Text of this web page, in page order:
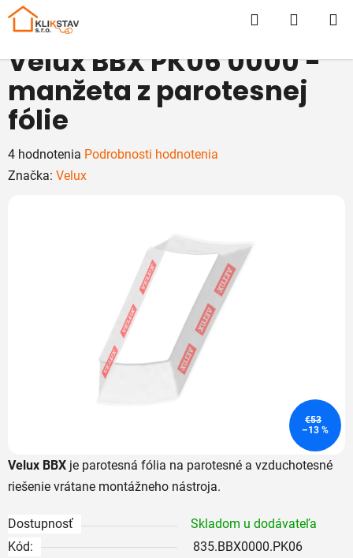
Prejsť
Hľadať
Velux BBX je parotesná fólia na parotesné a vzduchotesné
riešenie vrátane montážneho nástroja.
Dostupnosť
Skladom u dodávateľa
Kód:
835.BBX0000.PK06
Velux BBX PK06 0000 -
manžeta z parotesnej
fólie
Priemerné
hodnotenie
4 hodnotenia Podrobnosti hodnotenia
Značka: Velux
€53
–13 %